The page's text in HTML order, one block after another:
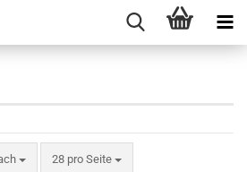
28 pro Seite
pro Seite